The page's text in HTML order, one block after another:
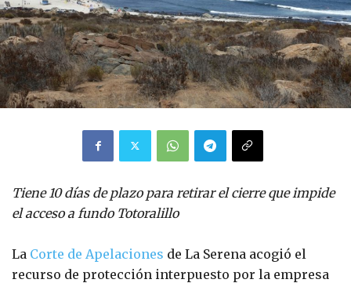
Tiene 10 días de plazo para retirar el cierre que impide
el acceso a fundo Totoralillo
La Corte de Apelaciones de La Serena acogió el
recurso de protección interpuesto por la empresa